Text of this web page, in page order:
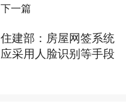
下一篇
住建部：房屋网签系统
应采用人脸识别等手段